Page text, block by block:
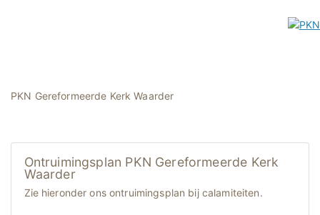
PKN Gereformeerde Kerk Waarder
Ontruimingsplan PKN Gereformeerde Kerk
Waarder
Zie hieronder ons ontruimingsplan bij calamiteiten.